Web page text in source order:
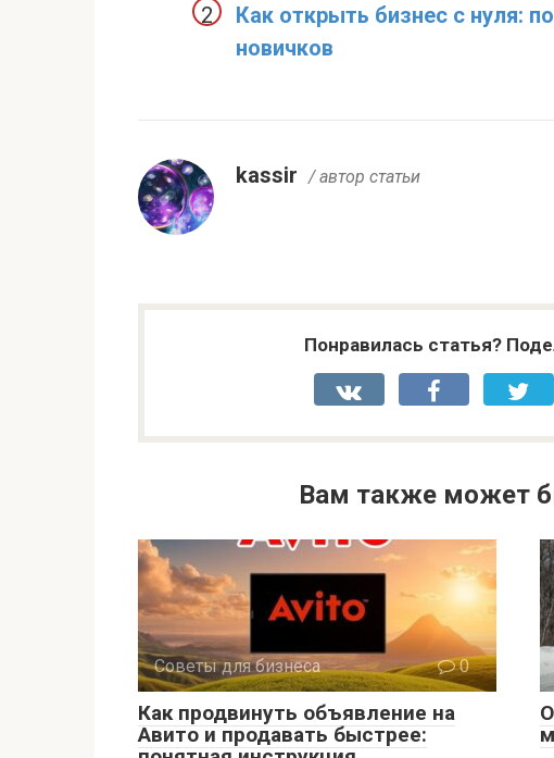
Как открыть бизнес с нуля:
новичков
kassir / автор статьи
Понравилась статья?
Вам также может
Советы для бизнеса 0
Как продвинуть объявление на
Авито и продавать быстрее: